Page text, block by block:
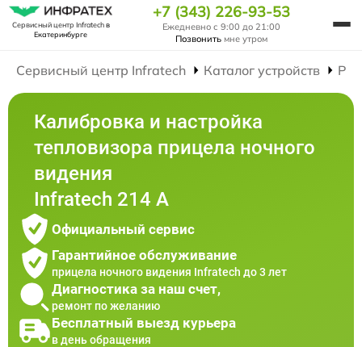
Сервисный центр Infratechв
Екатеринбурге
+7 (343) 226-93-53
Ежедневно с 9:00 до 21:00
Позвонить мне утром
Сервисный центр Infratech Каталог устройств
Калибровка и настройка
тепловизора прицела ночного
видения
Infratech 214 А
Официальный сервис
Гарантийное обслуживание
прицела ночного видения Infratech до 3 лет
Диагностика за наш счет,
ремонт по желанию
Бесплатный выезд курьера
в день обращения